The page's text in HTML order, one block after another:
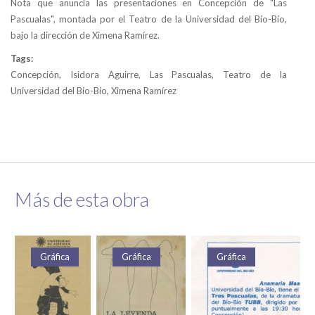
Nota que anuncia las presentaciones en Concepción de "Las
Pascualas", montada por el Teatro de la Universidad del Bío-Bío,
bajo la dirección de Ximena Ramírez.
Tags:
Concepción, Isidora Aguirre, Las Pascualas, Teatro de la
Universidad del Bío-Bío, Ximena Ramírez
Más de esta obra
Gráfica Gráfica Gráfica